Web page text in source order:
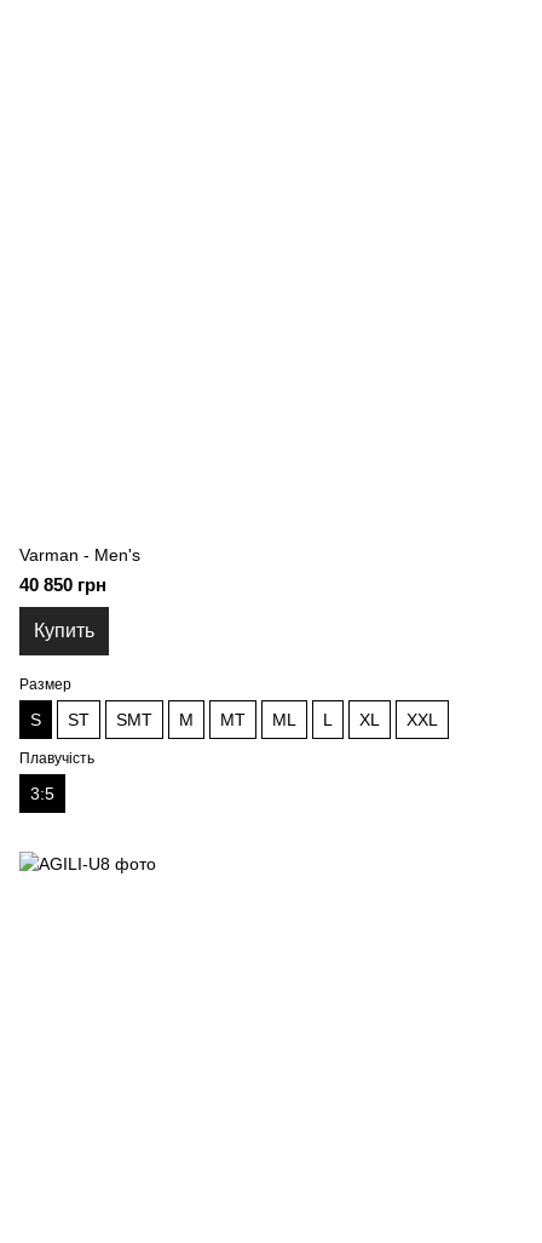
Varman - Men's
40 850 грн
Купить
Размер
S ST SMT M MT ML L XL XXL
Плавучість
3:5